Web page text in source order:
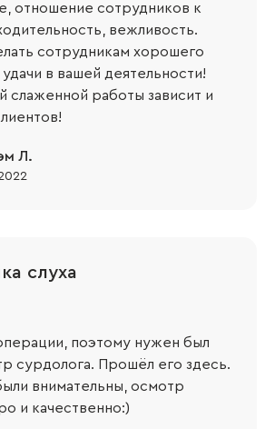
отношение сотрудников к
вежливость.
сотрудникам хорошего
в вашей деятельности!
слаженной работы зависит и
Л.
слуха
поэтому нужен был
сурдолога. Прошёл его здесь.
внимательны, осмотр
и качественно:)